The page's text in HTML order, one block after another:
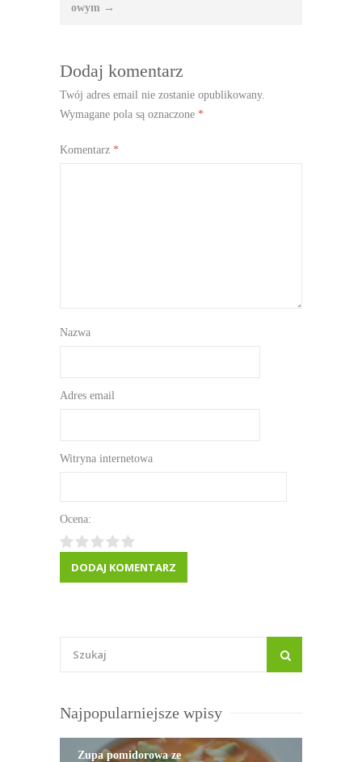
owym →
Dodaj komentarz
Twój adres email nie zostanie opublikowany.
Wymagane pola są oznaczone *
Komentarz *
Nazwa
Adres email
Witryna internetowa
Ocena:
Najpopularniejsze wpisy
Zupa pomidorowa ze